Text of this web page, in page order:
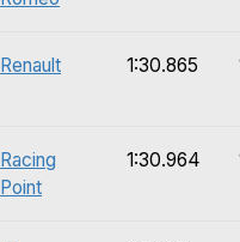
Renault 1:30.865
Racing
Point
1:30.964